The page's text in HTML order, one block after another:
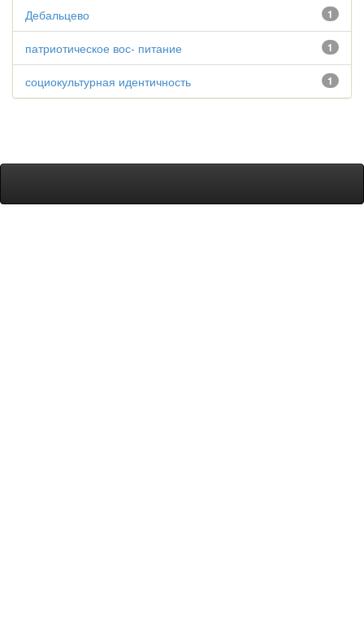
1
Дебальцево
1
патриотическое вос- питание
1
социокультурная идентичность